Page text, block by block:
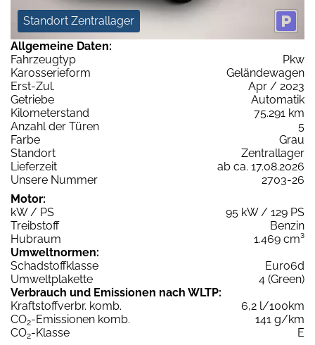
Standort Zentrallager
Allgemeine Daten:
Fahrzeugtyp
Pkw
Karosserieform
Geländewagen
Erst-Zul.
Apr / 2023
Getriebe
Automatik
Kilometerstand
75.291 km
Anzahl der Türen
5
Farbe
Grau
Standort
Zentrallager
Lieferzeit
ab ca. 17.08.2026
Unsere Nummer
2703-26
Motor:
kW / PS
95 kW / 129 PS
Treibstoff
Benzin
Hubraum
1.469 cm³
Umweltnormen:
Schadstoffklasse
Euro6d
Umweltplakette
4 (Green)
Verbrauch und Emissionen nach WLTP:
Kraftstoffverbr. komb.
6,2 l/100km
CO2-Emissionen komb.
141 g/km
CO2-Klasse
E